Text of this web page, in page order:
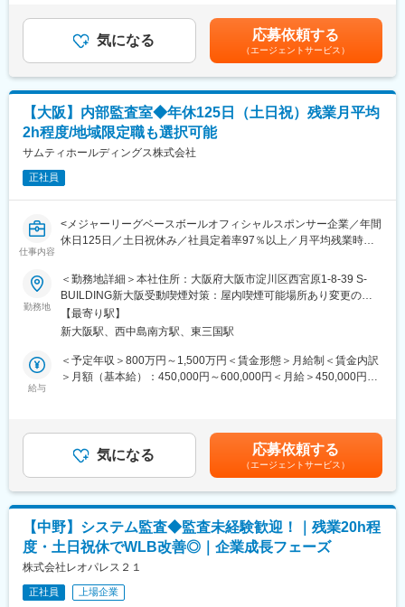
都心オフィスビルの再生を主軸に、売買・賃貸仲介や管理、メン
テナンス、滞納賃料保証、貸会議室運営等、不動産に関する多様
なサービスをワンストップでご提供しており、多角的な事業展開
により経営基盤は安定しております。
＜自己成長とワークライフバランスの両立ができる環境＞
様々な研修制度があり、経験が浅い方もしっかり成長ができる環
境が整っております。また「健康経営優良法人2025（大規模法人
部門）」に認定されるなどワークライフバランスも整っておりま
す。
変更の範囲：会社の定める業務
・フォローアップ監査
平均）
・年間休日125日/土日祝休み
・約8割が中途社員＆事業拡大のための採用
■就業環境：
・全社の中途社員割合は約80％で、部内外問わず様々な分野で活
躍しております。
・正社員の定着率も高く、欠員補充はほとんど行っておりません
（直近5年の定着率は97.7%）
マンションやビル・ホテル等の収益不動産開発、一棟収益不動産
の取得および再販、所有物件の賃貸がメイン事業の「総合不動産
会社」であり、バランスのとれた収益構成を有し、外部市場環境
の変化に柔軟に対応できる安定的経営基盤を構築しております。
今後のさらなる発展に向け、2025年度までに全国大都市圏・海外
において約7,500億円規模の戦略的な投資を行っております。
分、2年目より満額支給賃金はあくまでも目安の金額であり、選考
を通じて上下する可能性があります。月給(月額)は固定手当を含め
た表記です。
気になる 応募依頼する
（エージェントサービス）
【大阪】内部監査室◆年休125日（土日祝）残業月平均
2h程度/地域限定職も選択可能
サムティホールディングス株式会社
正社員
仕事内容
<メジャーリーグベースボールオフィシャルスポンサー企業／年間
休日125日／土日祝休み／社員定着率97％以上／月平均残業時間
■仕事内容：
サムティグループ各社の内部監査をお願いします。
監査役の補助業務についてもお願いすることがあります。
・個別内部監査計画書作成、予備調査
・拠点往査、関係者へのインタビュー
・フォローアップ監査
平均）
・年間休日125日/土日祝休み
・約8割が中途社員＆事業拡大のための採用
■就業環境：
・全社の中途社員割合は約80％で、部内外問わず様々な分野で活
勤務地
＜勤務地詳細＞本社住所：大阪府大阪市淀川区西宮原1-8-39 S-
BUILDING新大阪受動喫煙対策：屋内喫煙可能場所あり変更の範
囲：会社の定める事業所
【最寄り駅】
新大阪駅、西中島南方駅、東三国駅
給与
＜予定年収＞800万円～1,500万円＜賃金形態＞月給制＜賃金内訳
＞月額（基本給）：450,000円～600,000円＜月給＞450,000円～
やスキル・経験を考慮し、当社規定に基づき決定■各種手当につい
ては当社規定に基づき決定賃金はあくまでも目安の金額であり、
選考を通じて上下する可能性があります。月給(月額)は固定手当を
含めた表記です。
気になる 応募依頼する
（エージェントサービス）
【中野】システム監査◆監査未経験歓迎！｜残業20h程
度・土日祝休でWLB改善◎｜企業成長フェーズ
株式会社レオパレス２１
正社員 上場企業